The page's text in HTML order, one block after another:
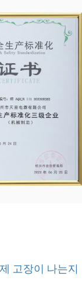
고장이 나는지